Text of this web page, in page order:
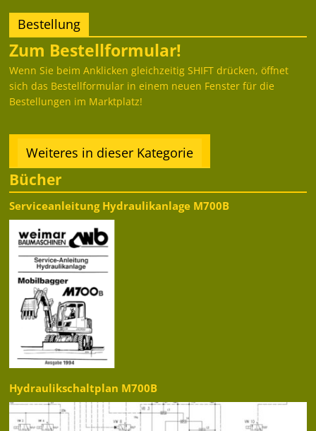
Bestellung
Zum Bestellformular!
Wenn Sie beim Anklicken gleichzeitig SHIFT drücken, öffnet
sich das Bestellformular in einem neuen Fenster für die
Bestellungen im Marktplatz!
Weiteres in dieser Kategorie
Bücher
Serviceanleitung Hydraulikanlage M700B
Hydraulikschaltplan M700B